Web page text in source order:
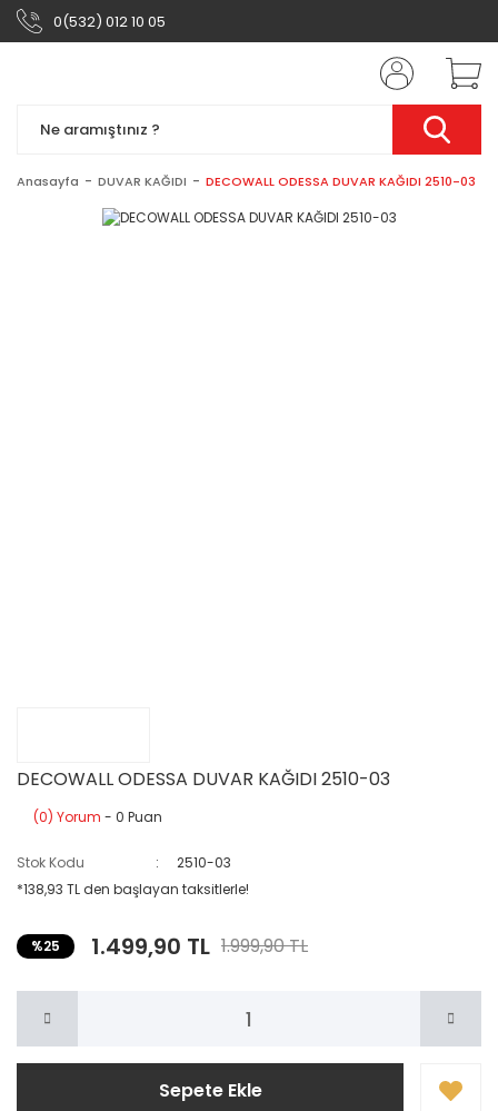
0(532) 012 10 05
Anasayfa DUVAR KAĞIDI DECOWALL ODESSA DUVAR KAĞIDI 2510-03
DECOWALL ODESSA DUVAR KAĞIDI 2510-03
(0) Yorum - 0 Puan
Stok Kodu
2510-03
*138,93 TL den başlayan taksitlerle!
%25 1.499,90 TL 1.999,90 TL
Sepete Ekle